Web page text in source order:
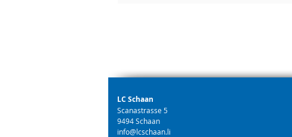
LC Schaan
Scanastrasse 5
9494 Schaan
info@lcschaan.li